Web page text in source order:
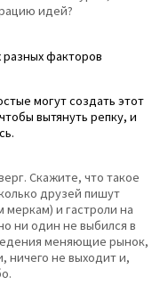
идей?
факторов
могут создать этот
вытянуть репку, и
Скажите, что такое
друзей пишут
и гастроли на
ни один не выбился в
меняющие рынок,
ничего не выходит и,